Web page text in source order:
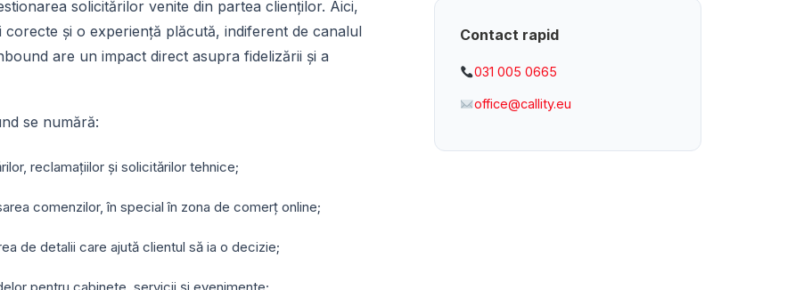
solicitărilor venite din partea clienților. Aici,
și o experiență plăcută, indiferent de canalul
are un impact direct asupra fidelizării și a
se numără:
reclamațiilor și solicitărilor tehnice;
comenzilor, în special în zona de comerț online;
de detalii care ajută clientul să ia o decizie;
Contact rapid
031 005 0665
office@callity.eu